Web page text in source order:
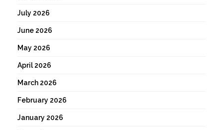
July 2026
June 2026
May 2026
April 2026
March 2026
February 2026
January 2026